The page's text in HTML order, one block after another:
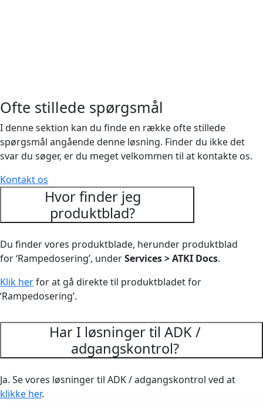
Ofte stillede spørgsmål
I denne sektion kan du finde en række ofte stillede
spørgsmål angående denne løsning. Finder du ikke det
svar du søger, er du meget velkommen til at kontakte os.
Kontakt os
Hvor finder jeg
produktblad?
Du finder vores produktblade, herunder produktblad
for ‘Rampedosering’, underServices > ATKI Docs.
Klik herfor at gå direkte til produktbladet for
‘Rampedosering’.
Har I løsninger til ADK /
adgangskontrol?
Ja. Se vores løsninger til ADK / adgangskontrol ved at
klikke her.